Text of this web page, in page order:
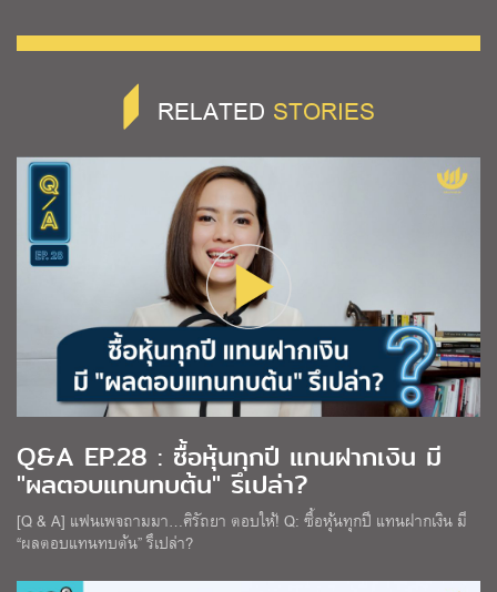
RELATED STORIES
Q&A EP.28 : ซื้อหุ้นทุกปี แทนฝากเงิน มี
"ผลตอบแทนทบต้น" รึเปล่า?
[Q & A] แฟนเพจถามมา…ศิรัถยา ตอบให้! Q: ซื้อหุ้นทุกปี แทนฝากเงิน มี
“ผลตอบแทนทบต้น” รึเปล่า?